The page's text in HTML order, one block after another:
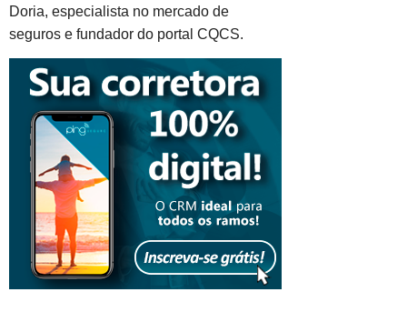
Doria, especialista no mercado de
seguros e fundador do portal CQCS.